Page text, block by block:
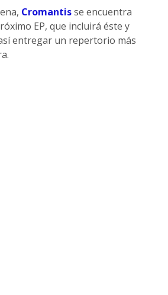
Cromantisse encuentra
EP, que incluirá éste y
entregar un repertorio más